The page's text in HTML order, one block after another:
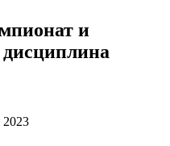
и
2023